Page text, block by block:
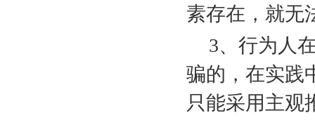
素存在，就无
3、行为人
骗的，在实践
只能采用主观